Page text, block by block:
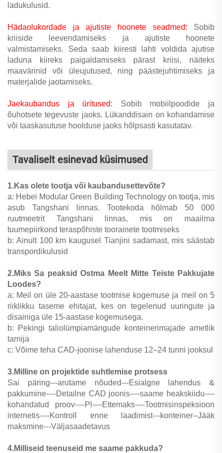
ladukulusid.
Hädaolukordade ja ajutiste hoonete seadmed: Sobib
kriiside leevendamiseks ja ajutiste hoonete
valmistamiseks. Seda saab kiiresti lahti voldida ajutise
laduna kiireks paigaldamiseks pärast kriisi, näiteks
maavärinid või üleujutused, ning päästejuhtimiseks ja
materjalide jaotamiseks.
Jaekaubandus ja üritused: Sobib mobiilpoodide ja
õuhotsete tegevuste jaoks. Lükanddisain on kohandamise
või taaskasutuse hoolduse jaoks hõlpsasti kasutatav.
Tavaliselt esinevad küsimused
1.Kas olete tootja või kaubandusettevõte?
a: Hebei Modular Green Building Technology on tootja, mis
asub Tangshani linnas. Tootekoda hõlmab 50 000
ruutmeetrit Tangshani linnas, mis on maailma
tuumepiirkond teraspõhiste toorainete tootmiseks
b: Ainult 100 km kaugusel Tianjini sadamast, mis säästab
transpordikulusid
2.Miks Sa peaksid Ostma Meelt Mitte Teiste Pakkujate
Loodes?
a: Meil on üle 20-aastase tootmise kogemuse ja meil on 5
riiklikku taseme ehitajat, kes on tegelenud uuringute ja
disainiga üle 15-aastase kogemusega.
b: Pekingi taliolümpiamängude konteinerimajade ametlik
tarnija
c: Võime teha CAD-joonise lahenduse 12–24 tunni jooksul
3.Milline on projektide suhtlemise protsess
Sai päring---arutame nõuded---Esialgne lahendus &
pakkumine----Detailne CAD joonis----saame heakskiidu----
kohandatud proov----Pl----Ettemaks----Tootmisinspeksioon
internetis----Kontroll enne laadimist---konteiner--Jääk
maksmine---Väljasaadetavus
4.Milliseid teenuseid me saame pakkuda?